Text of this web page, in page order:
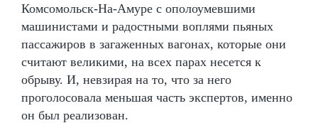
Комсомольск-На-Амуре с ополоумевшими
машинистами и радостными воплями пьяных
пассажиров в загаженных вагонах, которые они
считают великими, на всех парах несется к
обрыву. И, невзирая на то, что за него
проголосовала меньшая часть экспертов, именно
он был реализован.